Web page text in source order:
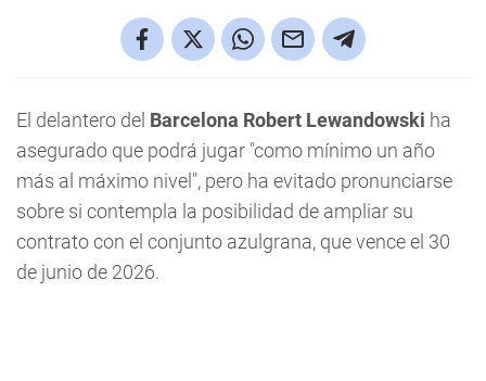
El delantero del Barcelona Robert Lewandowski ha
asegurado que podrá jugar "como mínimo un año
más al máximo nivel", pero ha evitado pronunciarse
sobre si contempla la posibilidad de ampliar su
contrato con el conjunto azulgrana, que vence el 30
de junio de 2026.